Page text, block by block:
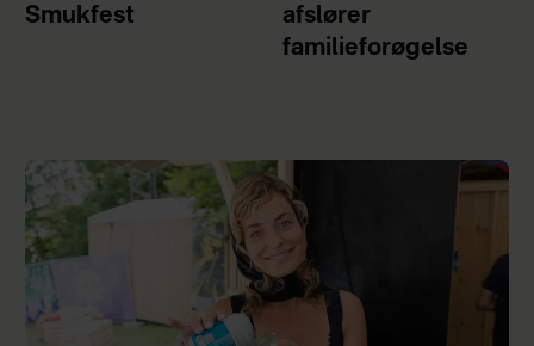
Smukfest
afslører
familieforøgelse